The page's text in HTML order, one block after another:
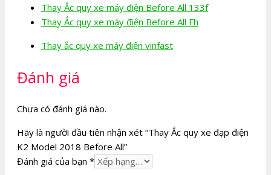
Thay Ắc quy xe máy điện Before All 133f
Thay Ắc quy xe máy điện Before All Fh
Thay ắc quy xe máy điện vinfast
Đánh giá
Chưa có đánh giá nào.
Hãy là người đầu tiên nhận xét “Thay Ắc quy xe đạp điện
K2 Model 2018 Before All”
Đánh giá của bạn *